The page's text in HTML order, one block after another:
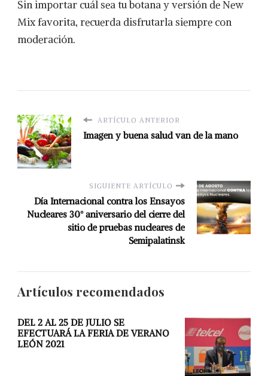
Sin importar cuál sea tu botana y versión de New
Mix favorita, recuerda disfrutarla siempre con
moderación.
ARTÍCULO ANTERIOR
Imagen y buena salud van de la mano
SIGUIENTE ARTÍCULO
Día Internacional contra los Ensayos
Nucleares 30° aniversario del cierre del
sitio de pruebas nucleares de
Semipalatinsk
Artículos recomendados
DEL 2 AL 25 DE JULIO SE
EFECTUARÁ LA FERIA DE VERANO
LEÓN 2021